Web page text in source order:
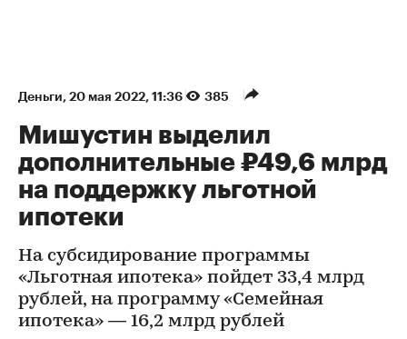
Деньги⁠, 20 мая 2022, 11:36 385
Мишустин выделил
дополнительные ₽49,6 млрд
на поддержку льготной
ипотеки
На субсидирование программы
«Льготная ипотека» пойдет 33,4 млрд
рублей, на программу «Семейная
ипотека» — 16,2 млрд рублей